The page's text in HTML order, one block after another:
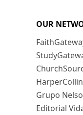
OUR
Grupo
Editorial